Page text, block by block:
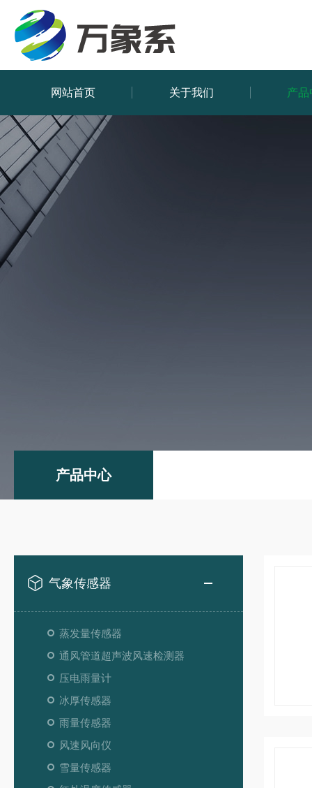
网站首页 关于我们 产品
产品中心
气象传感器
蒸发量传感器
通风管道超声波风速检测器
压电雨量计
冰厚传感器
雨量传感器
风速风向仪
雪量传感器